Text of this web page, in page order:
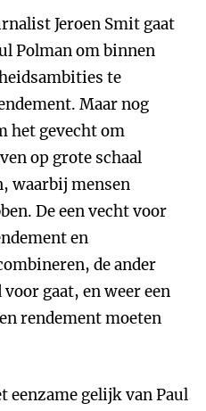
Jeroen Smit gaat
Polman om binnen
te
Maar nog
het gevecht om
op grote schaal
waarbij mensen
De een vecht voor
en
de ander
gaat, en weer een
rendement moeten
eenzame gelijk van Paul